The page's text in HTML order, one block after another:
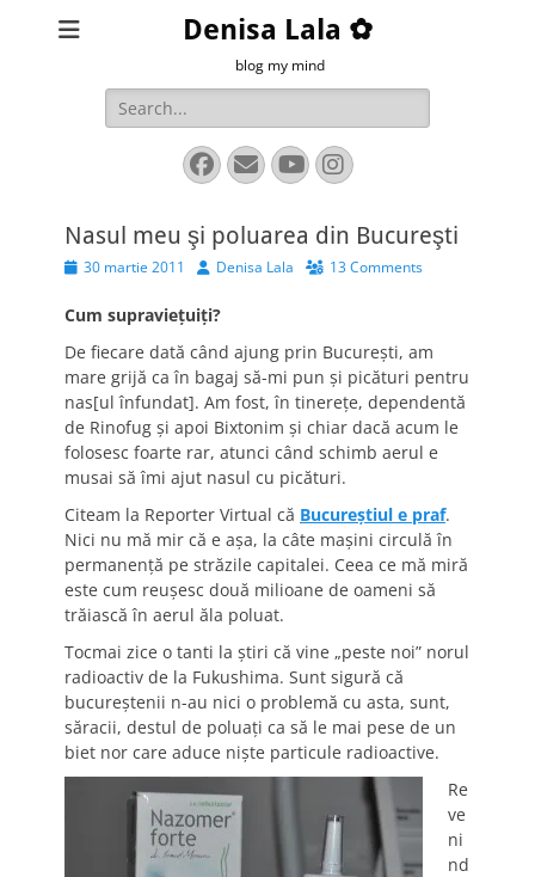
Denisa Lala ✿
blog my mind
Search
for:
Facebook
EmailYouTube
Instagram
Nasul meu şi poluarea din Bucureşti
Posted
30 martie 2011 AuthorDenisa Lala 13 Comments
Cum supravieţuiţi?
De fiecare dată când ajung prin Bucureşti, am
mare grijă ca în bagaj să-mi pun şi picături pentru
nas[ul înfundat]. Am fost, în tinereţe, dependentă
de Rinofug şi apoi Bixtonim şi chiar dacă acum le
folosesc foarte rar, atunci când schimb aerul e
musai să îmi ajut nasul cu picături.
Citeam la Reporter Virtual că Bucureştiul e praf.
Nici nu mă mir că e aşa, la câte maşini circulă în
permanenţă pe străzile capitalei. Ceea ce mă miră
este cum reuşesc două milioane de oameni să
trăiască în aerul ăla poluat.
Tocmai zice o tanti la ştiri că vine „peste noi” norul
radioactiv de la Fukushima. Sunt sigură că
bucureştenii n-au nici o problemă cu asta, sunt,
săracii, destul de poluaţi ca să le mai pese de un
biet nor care aduce nişte particule radioactive.
Re
ve
ni
nd